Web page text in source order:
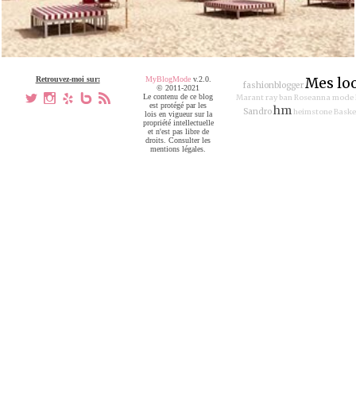
Retrouvez-moi sur:
a x h V ,
fashionbloggerMes
Marant ray ban Roseanna mode
Sandrohm heimstone
MyBlogModev.2.0.
© 2011-2021
Le contenu de ce blog
est protégé par les
lois en vigueur sur la
propriété intellectuelle
et n'est pas libre de
droits. Consulter les
mentions légales.